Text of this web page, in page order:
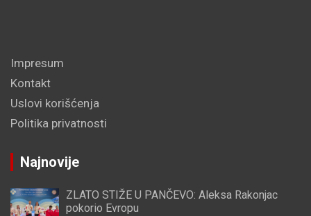
Impresum
Kontakt
Uslovi korišćenja
Politika privatnosti
Najnovije
ZLATO STIŽE U PANČEVO: Aleksa Rakonjac
pokorio Evropu